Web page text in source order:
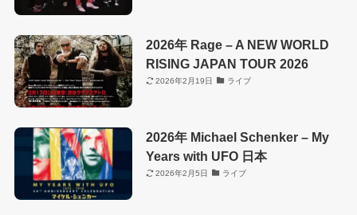
2026年 Rage – A NEW WORLD
RISING JAPAN TOUR 2026
2026年2月19日 ライブ
2026年 Michael Schenker – My
Years with UFO 日本
2026年2月5日 ライブ